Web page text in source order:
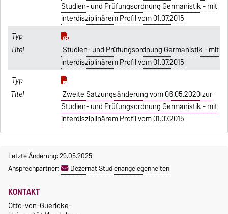
Studien- und Prüfungsordnung Germanistik - mit
interdisziplinärem Profil vom 01.07.2015
Studien- und Prüfungsordnung Germanistik - mit
interdisziplinärem Profil vom 01.07.2015
Zweite Satzungsänderung vom 06.05.2020 zur
Studien- und Prüfungsordnung Germanistik - mit
interdisziplinärem Profil vom 01.07.2015
Letzte Änderung: 29.05.2025
Ansprechpartner:
Dezernat Studienangelegenheiten
KONTAKT
Otto-von-Guericke-